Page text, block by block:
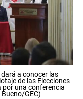
dará a conocer las
de las Elecciones
por una conferencia
GEC)